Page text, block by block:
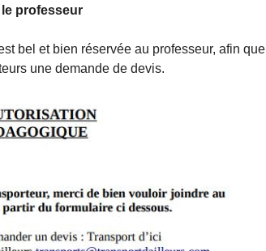
professeur
bel et bien réservée au professeur, afin que
une demande de devis.